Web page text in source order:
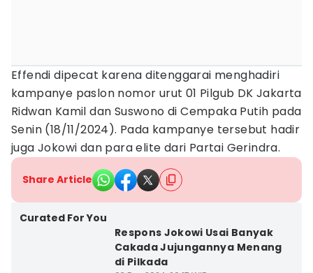
Effendi dipecat karena ditenggarai menghadiri
kampanye paslon nomor urut 01 Pilgub DK Jakarta
Ridwan Kamil dan Suswono di Cempaka Putih pada
Senin (18/11/2024). Pada kampanye tersebut hadir
juga Jokowi dan para elite dari Partai Gerindra.
Share Article
Curated For You
Respons Jokowi Usai Banyak
Cakada Jujungannya Menang
di Pilkada